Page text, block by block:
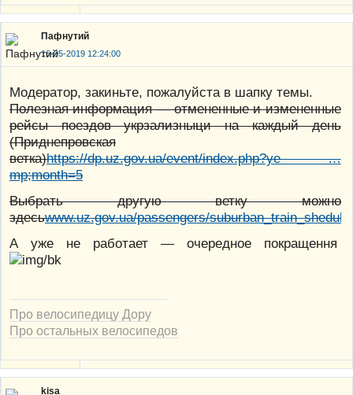
Пафнутий
16-05-2019 12:24:00
Модератор, закиньте, пожалуйста в шапку темы.
Полезная информация — отмененные и измененные
рейсы поездов укрзализныци на каждый день
(Приднепровская
ветка)https://dp.uz.gov.ua/event/index.php?ye …
mp;month=5
Выбрать другую ветку можно
здесьwww.uz.gov.ua/passengers/suburban_train_shedule/
А уже не работает — очередное покращення
Про велосипедицу Дору
Про остальных велосипедов
kisa